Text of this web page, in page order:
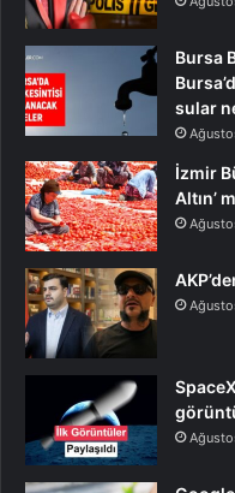
Bursa
sular
İzmir
Altın’